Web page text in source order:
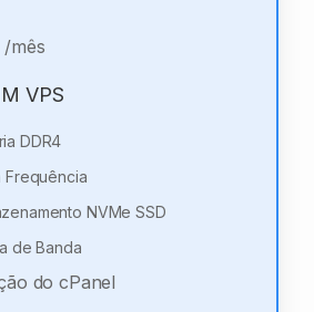
/mês
VPS
DDR4
Frequência
NVMe SSD
de Banda
do cPanel